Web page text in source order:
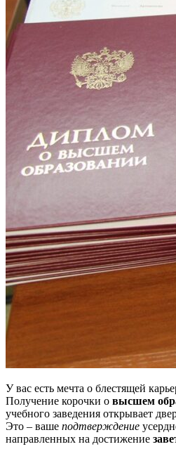
У вас есть мечта о блестящей
Получение корочки о высшем
учебного заведения открывает
Это – ваше подтверждение
направленных на достижение